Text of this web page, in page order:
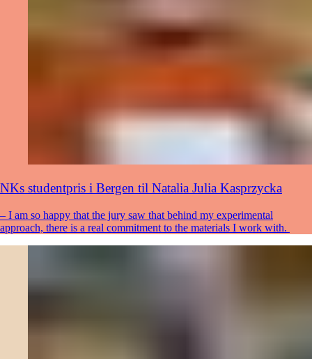
NKs studentpris i Bergen til Natalia Julia Kasprzycka
– I am so happy that the jury saw that behind my experimental
approach, there is a real commitment to the materials I work with.